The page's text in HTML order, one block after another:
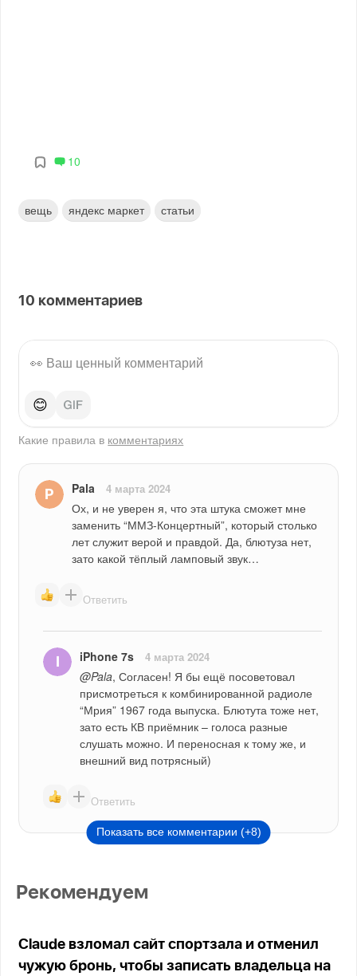
10
вещь яндекс маркет статьи
10 комментариев
😊
Какие правила в комментариях
Pala 4 марта 2024
Ох, и не уверен я, что эта штука сможет мне
заменить “ММЗ-Концертный”, который столько
лет служит верой и правдой. Да, блютуза нет,
зато какой тёплый ламповый звук…
Ответить
iPhone 7s 4 марта 2024
@Pala, Согласен! Я бы ещё посоветовал
присмотреться к комбинированной радиоле
“Мрия” 1967 года выпуска. Блютута тоже нет,
зато есть КВ приёмник – голоса разные
слушать можно. И переносная к тому же, и
внешний вид потрясный)
Ответить
Показать все комментарии (+8)
Рекомендуем
Claude взломал сайт спортзала и отменил
чужую бронь, чтобы записать владельца на